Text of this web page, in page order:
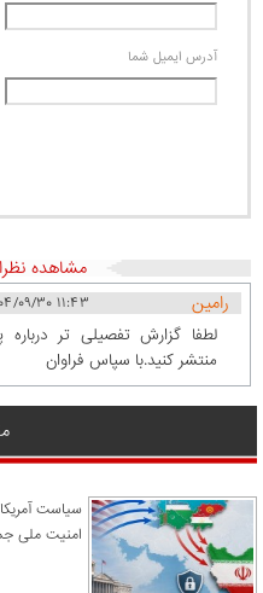
آدرس ايميل شما
مشاهده
رامین
۱۴۰۴/۰۹/۳۰
لطفا گزارش تفصیلی‌ تر
منتشر کنید.با سپاس فراوان
سیاست
امنیت ملی